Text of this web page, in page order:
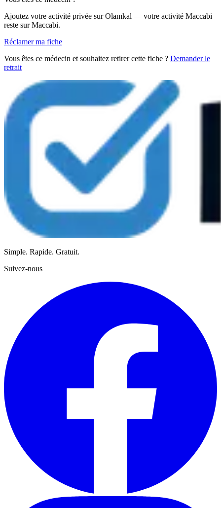
Ajoutez votre activité privée sur Olamkal — votre activité Maccabi
reste sur Maccabi.
Réclamer ma fiche
Vous êtes ce médecin et souhaitez retirer cette fiche ? Demander le
retrait
Simple. Rapide. Gratuit.
Suivez-nous